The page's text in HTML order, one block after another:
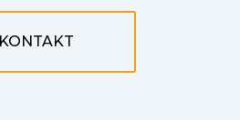
KONTAKT